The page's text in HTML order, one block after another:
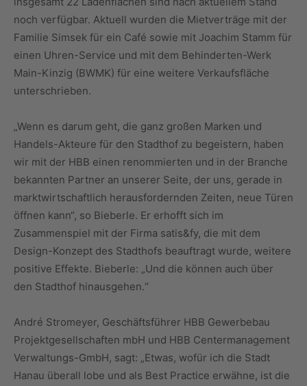
noch verfügbar. Aktuell wurden die Mietverträge mit der
Familie Simsek für ein Café sowie mit Joachim Stamm für
einen Uhren-Service und mit dem Behinderten-Werk
Main-Kinzig (BWMK) für eine weitere Verkaufsfläche
unterschrieben.
„Wenn es darum geht, die ganz großen Marken und
Handels-Akteure für den Stadthof zu begeistern, haben
wir mit der HBB einen renommierten und in der Branche
bekannten Partner an unserer Seite, der uns, gerade in
marktwirtschaftlich herausfordernden Zeiten, neue Türen
öffnen kann“, so Bieberle. Er erhofft sich im
Zusammenspiel mit der Firma satis&fy, die mit dem
Design-Konzept des Stadthofs beauftragt wurde, weitere
positive Effekte. Bieberle: „Und die können auch über
den Stadthof hinausgehen.“
André Stromeyer, Geschäftsführer HBB Gewerbebau
Projektgesellschaften mbH und HBB Centermanagement
Verwaltungs-GmbH, sagt: „Etwas, wofür ich die Stadt
Hanau überall lobe und als Best Practice erwähne, ist die